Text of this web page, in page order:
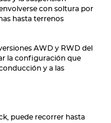
con soltura por
hasta terrenos
AWD y RWD del
la configuración que
y a las
puede recorrer hasta